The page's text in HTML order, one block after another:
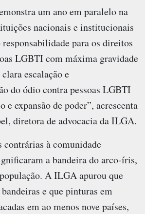
um ano em paralelo na
nacionais e institucionais
para os direitos
LGBTI com máxima gravidade
escalação e
do ódio contra pessoas LGBTI
expansão de poder”, acrescenta
diretora de advocacia da ILGA.
contrárias à comunidade
a bandeira do arco-íris,
A ILGA apurou que
e que pinturas em
em ao menos nove países,